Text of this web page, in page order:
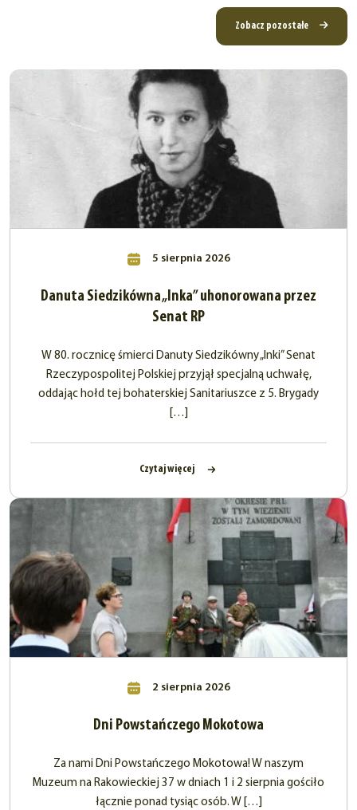
Zobacz pozostałe
5 sierpnia 2026
Danuta Siedzikówna „Inka” uhonorowana przez
Senat RP
W 80. rocznicę śmierci Danuty Siedzikówny „Inki” Senat
Rzeczypospolitej Polskiej przyjął specjalną uchwałę,
oddając hołd tej bohaterskiej Sanitariuszce z 5. Brygady
[…]
Czytaj więcej
2 sierpnia 2026
Dni Powstańczego Mokotowa
Za nami Dni Powstańczego Mokotowa! W naszym
Muzeum na Rakowieckiej 37 w dniach 1 i 2 sierpnia gościło
łącznie ponad tysiąc osób. W […]